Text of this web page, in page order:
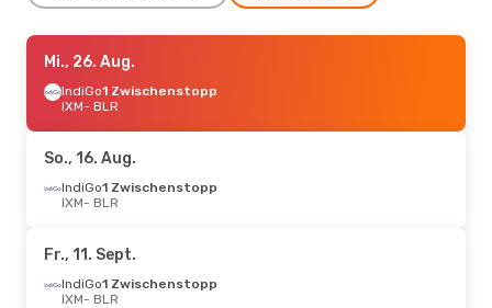
Do., 10. Sept.
IndiGo1 Zwischenstopp
IXM- BLR
BLR- IXM
Do., 3. Sept.- So., 6. Sept.
IndiGo1 Zwischenstopp
BLR- IXM
Mi., 26. Aug.
IndiGo1 Zwischenstopp
IXM- BLR
So., 16. Aug.
IndiGo1 Zwischenstopp
IXM- BLR
Fr., 11. Sept.
IndiGo1 Zwischenstopp
IXM- BLR